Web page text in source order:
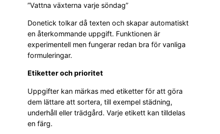
”Vattna växterna varje söndag”
Donetick tolkar då texten och skapar automatiskt
en återkommande uppgift. Funktionen är
experimentell men fungerar redan bra för vanliga
formuleringar.
Etiketter och prioritet
Uppgifter kan märkas med etiketter för att göra
dem lättare att sortera, till exempel städning,
underhåll eller trädgård. Varje etikett kan tilldelas
en färg.